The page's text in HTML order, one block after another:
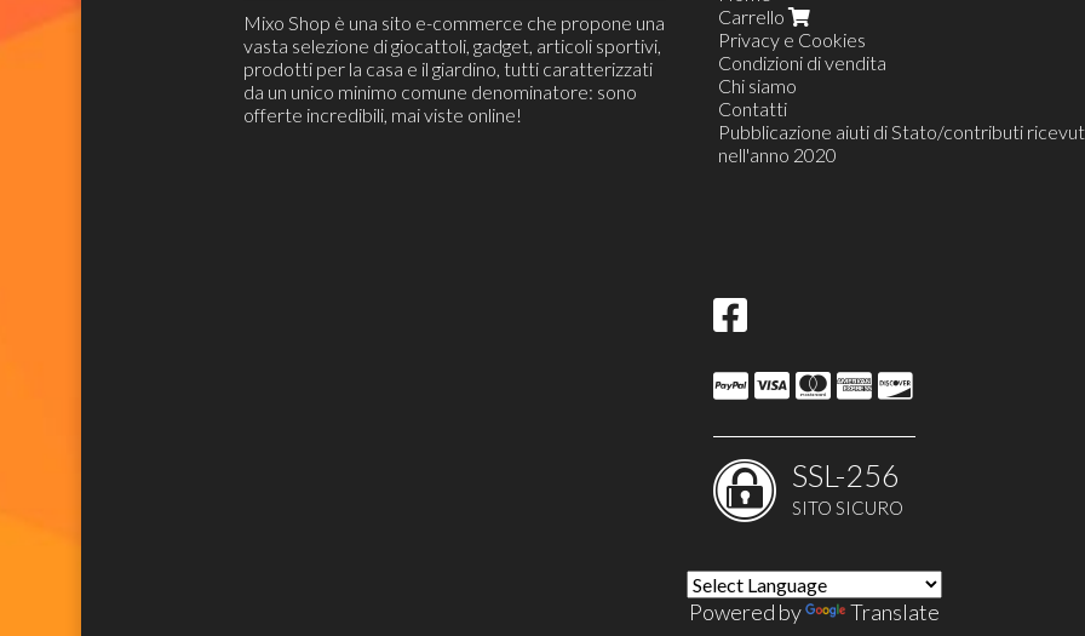
Mixo Shop è una sito e-commerce che propone una
vasta selezione di giocattoli, gadget, articoli sportivi,
prodotti per la casa e il giardino, tutti caratterizzati
da un unico minimo comune denominatore: sono
offerte incredibili, mai viste online!
Carrello
Privacy e Cookies
Condizioni di vendita
Chi siamo
Contatti
Pubblicazione aiuti di Stato/contributi
nell'anno 2020
SSL-256
SITO SICURO
Powered by Translate